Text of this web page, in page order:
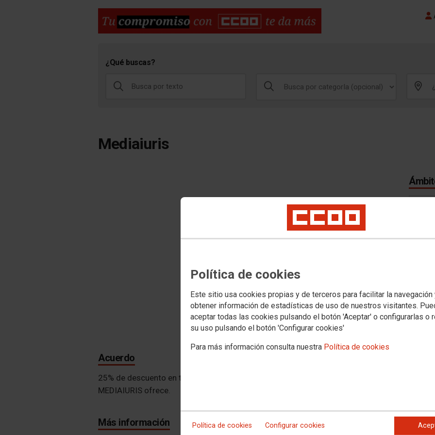
Política de cookies
Este sitio usa cookies propias y de terceros para facilitar la navegación
obtener información de estadísticas de uso de nuestros visitantes.
aceptar todas las cookies pulsando el botón 'Aceptar' o configurarlas o
su uso pulsando el botón 'Configurar cookies'
Para más información consulta nuestra Política de cookies
Política de cookies Configurar cookies
¿Qué buscas?
Mediaiuris
Acuerdo
25% de descuento en todos los servicios jurídicos y de mediación familiar que
MEDIAIURIS ofrece.
Más información